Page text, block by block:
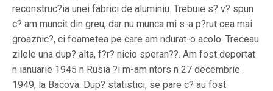
reconstruc?ia unei fabrici de aluminiu. Trebuie s? v? spun
c? am muncit din greu, dar nu munca mi s-a p?rut cea mai
groaznic?, ci foametea pe care am ndurat-o acolo. Treceau
zilele una dup? alta, f?r? nicio speran??. Am fost deportat
n ianuarie 1945 n Rusia ?i m-am ntors n 27 decembrie
1949, la Bacova. Dup? statistici, se pare c? au fost